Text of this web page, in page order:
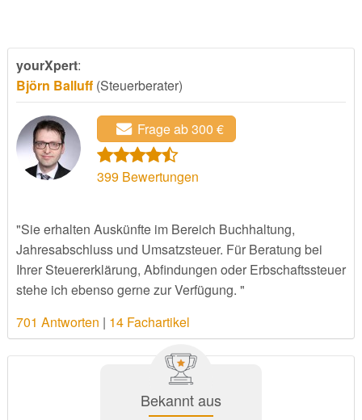
yourXpert:
Björn Balluff(Steuerberater)
Frage ab 300 €
399Bewertungen
"Sie erhalten Auskünfte im Bereich Buchhaltung,
Jahresabschluss und Umsatzsteuer. Für Beratung bei
Ihrer Steuererklärung, Abfindungen oder Erbschaftssteuer
stehe ich ebenso gerne zur Verfügung. "
701 Antworten | 14 Fachartikel
Bekannt aus